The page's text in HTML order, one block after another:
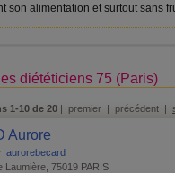
son alimentation et surtout sans
diététiciens 75 (Paris)
1-10 de 20 | premier | précédent |
Aurore
aurorebecard
Laumière, 75019 PARIS